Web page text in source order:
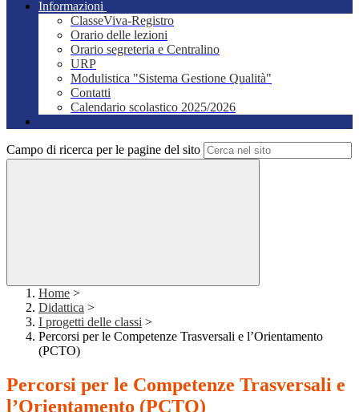
Informazioni
ClasseViva-Registro
Orario delle lezioni
Orario segreteria e Centralino
URP
Modulistica "Sistema Gestione Qualità"
Contatti
Calendario scolastico 2025/2026
Campo di ricerca per le pagine del sito
Home >
Didattica >
I progetti delle classi >
Percorsi per le Competenze Trasversali e l’Orientamento
(PCTO)
Percorsi per le Competenze Trasversali e
l’Orientamento (PCTO)